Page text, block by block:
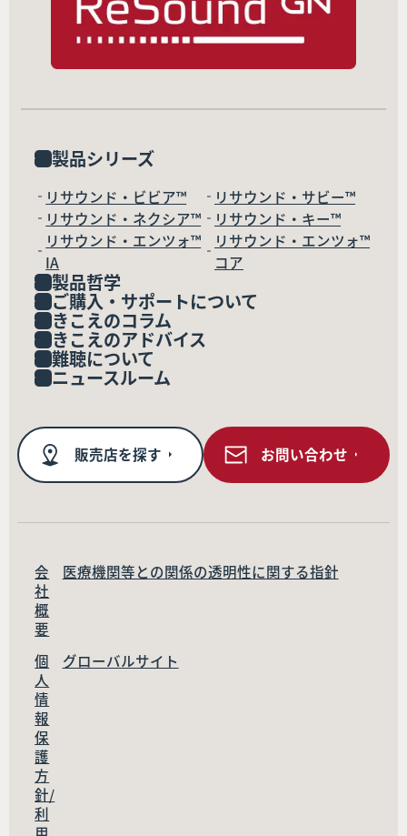
製品シリーズ
リサウンド・ビビア™
リサウンド・サビー™
リサウンド・ネクシア™
リサウンド・キー™
リサウンド・エンツォ™
IA
リサウンド・エンツォ™
コア
製品哲学
ご購入・サポートについて
きこえのコラム
きこえのアドバイス
難聴について
ニュースルーム
販売店を探す お問い合わせ
会
社
概
要
医療機関等との関係の透明性に関する指針
個
人
情
報
保
護
方
針/
利
グローバルサイト